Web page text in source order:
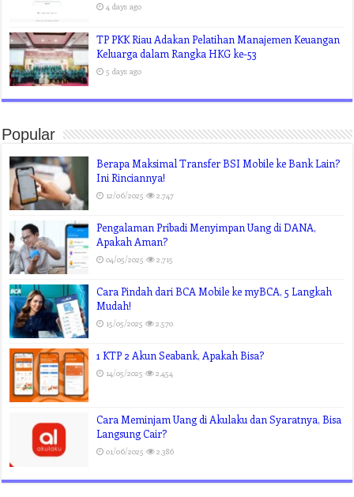
4 days ago
TP PKK Riau Adakan Pelatihan Manajemen Keuangan
Keluarga dalam Rangka HKG ke-53
5 days ago
Popular
Berapa Maksimal Transfer BSI Mobile ke Bank Lain?
Ini Rinciannya!
12/06/2025 2,747
Pengalaman Pribadi Menyimpan Uang di DANA,
Apakah Aman?
04/05/2025 2,715
Cara Pindah dari BCA Mobile ke myBCA, 5 Langkah
Mudah!
15/05/2025 2,570
1 KTP 2 Akun Seabank, Apakah Bisa?
14/05/2025 2,454
Cara Meminjam Uang di Akulaku dan Syaratnya, Bisa
Langsung Cair?
01/06/2025 2,386